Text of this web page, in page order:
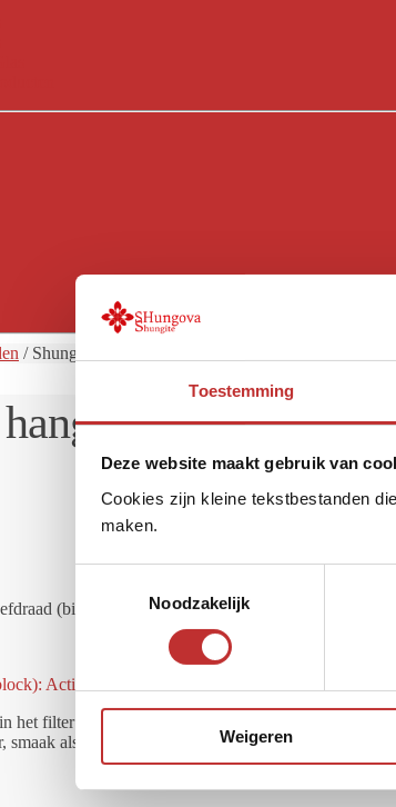
Toestemming
Deze website maakt gebruik van
Cookies zijn kleine tekstbestanden
maken.
Noodzakelijk
Weigeren
/ Shungite hanger Sladkiy
Sladkiy
(binnendraad) aansluiting in het deksel van de
Actieve-kool-blok
het filter: 1 micron (0,0001 mm)
als ook chloor en andere chemicalien.